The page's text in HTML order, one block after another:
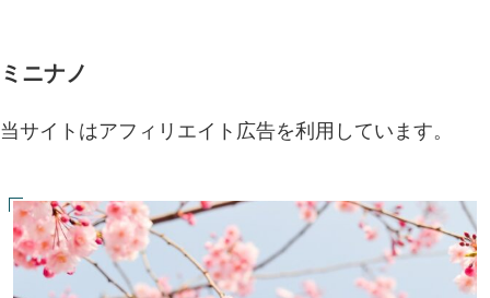
ミニナノ
当サイトはアフィリエイト広告を利用しています。